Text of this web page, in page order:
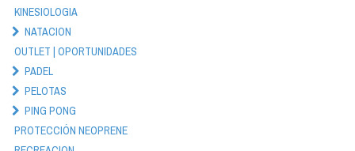
KINESIOLOGIA
NATACION
OUTLET | OPORTUNIDADES
PADEL
PELOTAS
PING PONG
PROTECCIÓN NEOPRENE